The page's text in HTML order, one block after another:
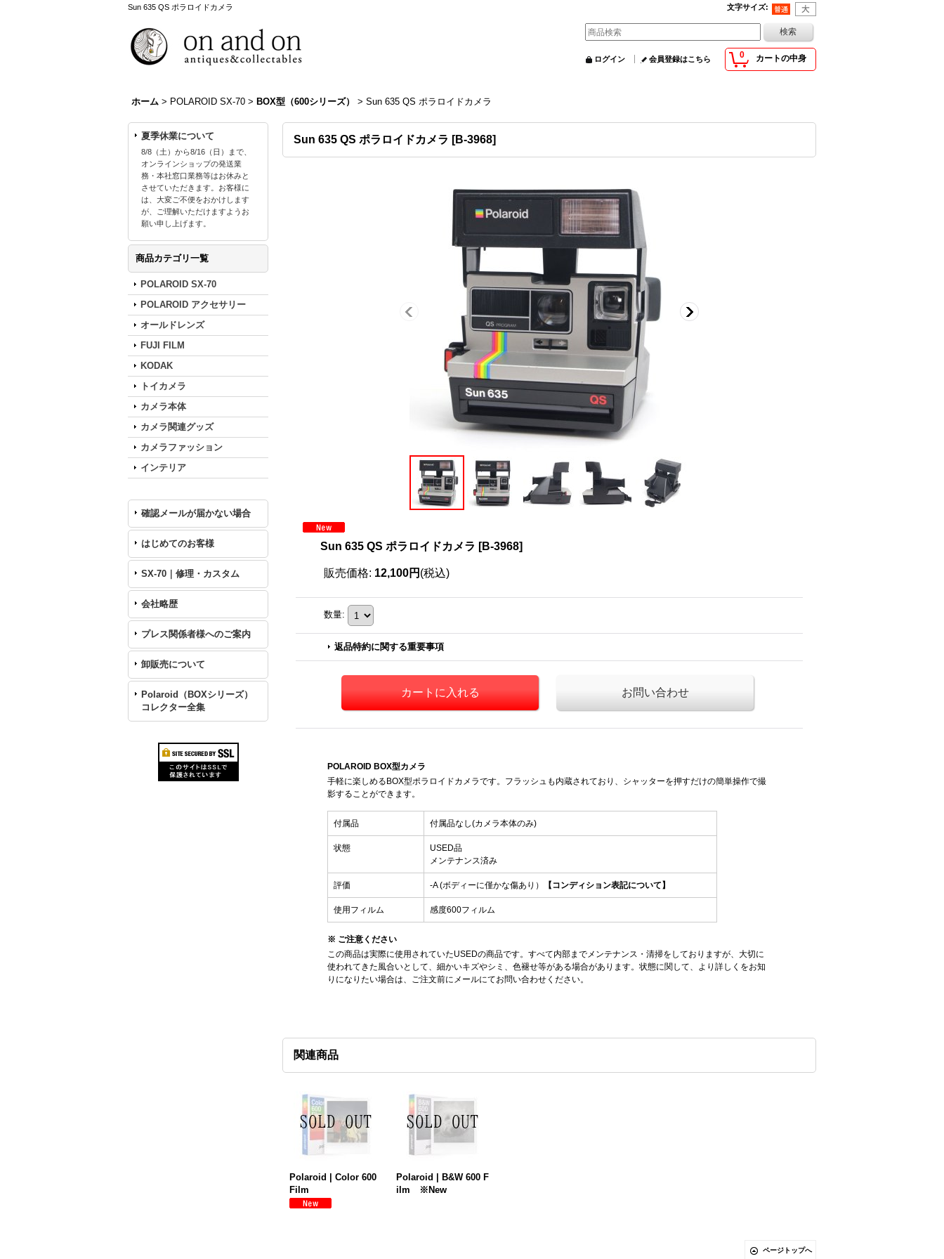
Sun 635 QS ポラロイドカメラ 文字サイズ:
0 カートの中身
ログイン 会員登録はこちら
ホーム > POLAROID SX-70 > BOX型（600シリーズ） > Sun 635 QS ポラロイドカメラ
夏季休業について
8/8（土）から8/16（日）まで、
オンラインショップの発送業
務・本社窓口業務等はお休みと
させていただきます。お客様に
は、大変ご不便をおかけします
が、ご理解いただけますようお
願い申し上げます。
商品カテゴリ一覧
POLAROID SX-70
POLAROID アクセサリー
オールドレンズ
FUJI FILM
KODAK
トイカメラ
カメラ本体
カメラ関連グッズ
カメラファッション
インテリア
確認メールが届かない場合
はじめてのお客様
SX-70｜修理・カスタム
会社略歴
プレス関係者様へのご案内
卸販売について
Polaroid（BOXシリーズ）
コレクター全集
Sun 635 QS ポラロイドカメラ [B-3968]
Sun 635 QS ポラロイドカメラ [B-3968]
販売価格: 12,100円 (税込)
数量:
返品特約に関する重要事項
お問い合わせ
POLAROID BOX型カメラ
手軽に楽しめるBOX型ポラロイドカメラです。フラッシュも内蔵されており、シャッターを押すだけの簡単操作で撮
影することができます。
付属品 付属品なし(カメラ本体のみ)
状態
USED品
メンテナンス済み
評価 -A (ボディーに僅かな傷あり） 【コンディション表記について】
使用フィルム 感度600フィルム
※ ご注意ください
この商品は実際に使用されていたUSEDの商品です。すべて内部までメンテナンス・清掃をしておりますが、大切に
使われてきた風合いとして、細かいキズやシミ、色褪せ等がある場合があります。状態に関して、より詳しくをお知
りになりたい場合は、ご注文前にメールにてお問い合わせください。
関連商品
Polaroid | Color 600
Film
Polaroid | B&W 600 F
ilm ※New
ページトップへ